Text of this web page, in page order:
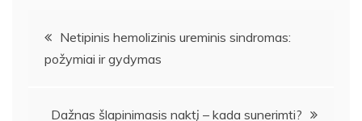
Navigacija
tarp
Netipinis hemolizinis ureminis sindromas:
požymiai ir gydymas
Dažnas šlapinimasis naktį – kada sunerimti?